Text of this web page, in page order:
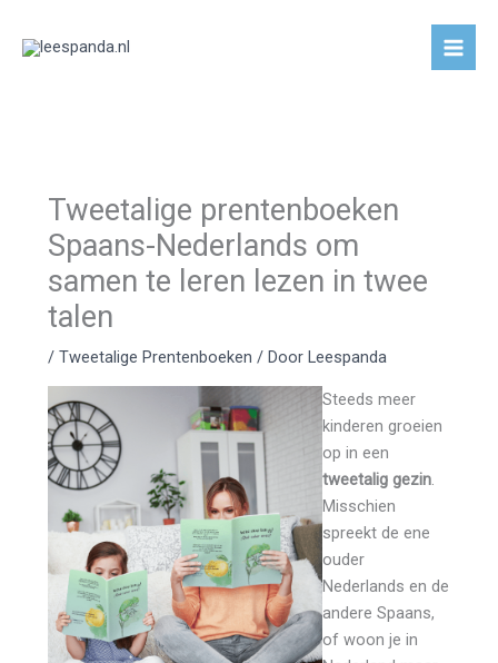
naar
Tweetalige prentenboeken
Spaans-Nederlands om
samen te leren lezen in twee
talen
/ Tweetalige Prentenboeken / Door Leespanda
Steeds meer
kinderen groeien
op in een
tweetalig gezin.
Misschien
spreekt de ene
ouder
Nederlands en de
andere Spaans,
of woon je in